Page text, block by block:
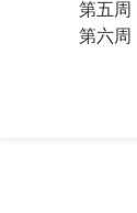
第五
第六周